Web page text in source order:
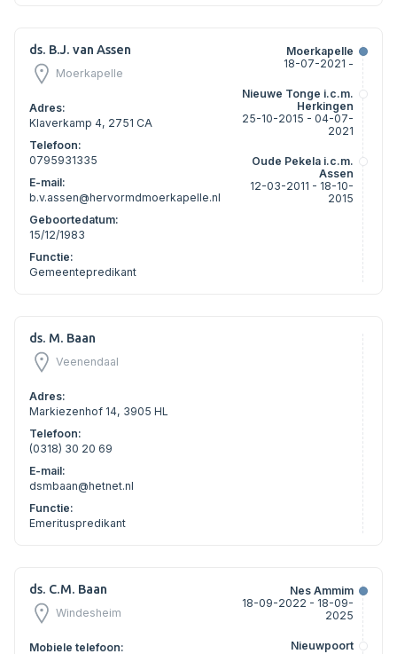
ds. B.J. van Assen
Moerkapelle
Adres:
Klaverkamp 4, 2751 CA
Telefoon:
0795931335
E-mail:
b.v.assen@hervormdmoerkapelle.nl
Geboortedatum:
15/12/1983
Functie:
Gemeentepredikant
Moerkapelle
18-07-2021 -
Nieuwe Tonge i.c.m.
Herkingen
25-10-2015 - 04-07-
2021
Oude Pekela i.c.m.
Assen
12-03-2011 - 18-10-
2015
ds. M. Baan
Veenendaal
Adres:
Markiezenhof 14, 3905 HL
Telefoon:
(0318) 30 20 69
E-mail:
dsmbaan@hetnet.nl
Functie:
Emerituspredikant
ds. C.M. Baan
Windesheim
Mobiele telefoon:
Nes Ammim
18-09-2022 - 18-09-
2025
Nieuwpoort